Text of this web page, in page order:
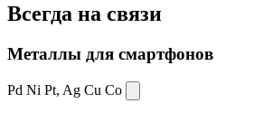
Всегда на связи
Металлы для смартфонов
Pd Ni Pt, Ag Cu Co